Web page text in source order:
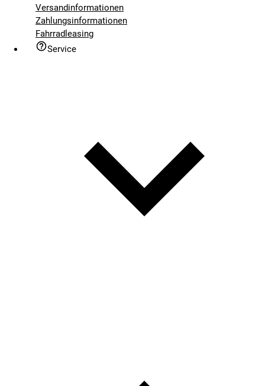
Versandinformationen
Zahlungsinformationen
Fahrradleasing
Service